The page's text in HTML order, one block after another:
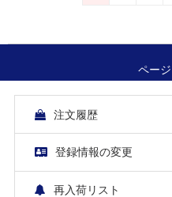
ペー
注文履歴
登録情報の変更
再入荷リスト